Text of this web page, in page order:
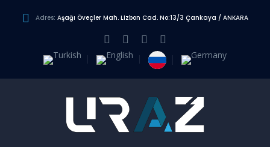
Adres: Aşağı Öveçler Mah. Lizbon Cad. No:13/3 Çankaya / ANKARA